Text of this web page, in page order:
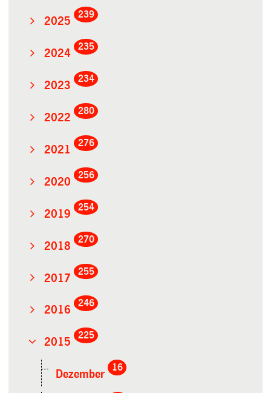
2025
239
2024
235
2023
234
2022
280
2021
276
2020
256
2019
254
2018
270
2017
255
2016
246
2015
225
Dezember
16